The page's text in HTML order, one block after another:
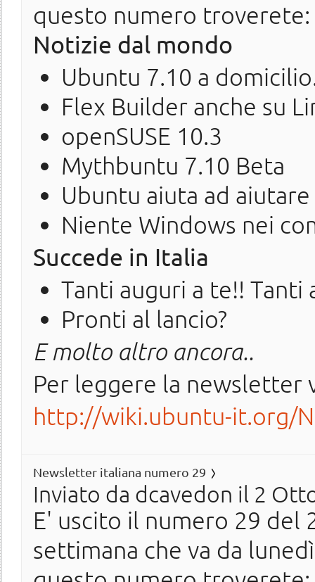
questo numero troverete:
Notizie dal mondo
Ubuntu 7.10 a
Flex Builder anche su
openSUSE 10.3
Mythbuntu 7.10 Beta
Ubuntu aiuta ad
Niente Windows nei
Succede in Italia
Tanti auguri a te!! Tanti
Pronti al lancio?
E molto altro ancora..
Per leggere la newsletter
http://wiki.ubuntu-it.org/
Newsletter italiana numero 29
Inviato da dcavedon il 2
E' uscito il numero 29 del
settimana che va da